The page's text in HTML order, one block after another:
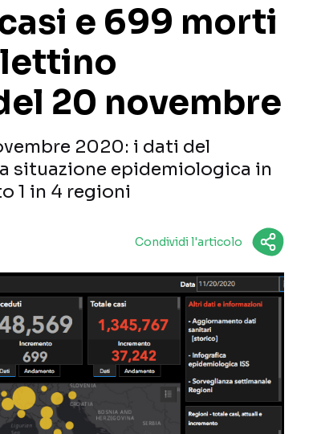
e 699 morti
20 novembre
2020: i dati del
situazione epidemiologica in
1 in 4 regioni
Condividi l'articolo